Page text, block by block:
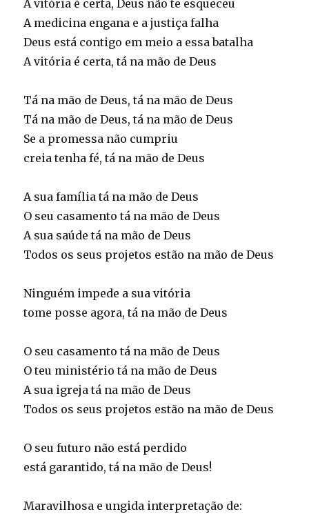
A vitória é certa, Deus não te esqueceu
A medicina engana e a justiça falha
Deus está contigo em meio a essa batalha
A vitória é certa, tá na mão de Deus
Tá na mão de Deus, tá na mão de Deus
Tá na mão de Deus, tá na mão de Deus
Se a promessa não cumpriu
creia tenha fé, tá na mão de Deus
A sua família tá na mão de Deus
O seu casamento tá na mão de Deus
A sua saúde tá na mão de Deus
Todos os seus projetos estão na mão de Deus
Ninguém impede a sua vitória
tome posse agora, tá na mão de Deus
O seu casamento tá na mão de Deus
O teu ministério tá na mão de Deus
A sua igreja tá na mão de Deus
Todos os seus projetos estão na mão de Deus
O seu futuro não está perdido
está garantido, tá na mão de Deus!
Maravilhosa e ungida interpretação de: